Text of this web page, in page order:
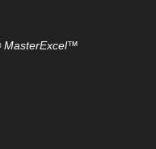
MasterExcel™